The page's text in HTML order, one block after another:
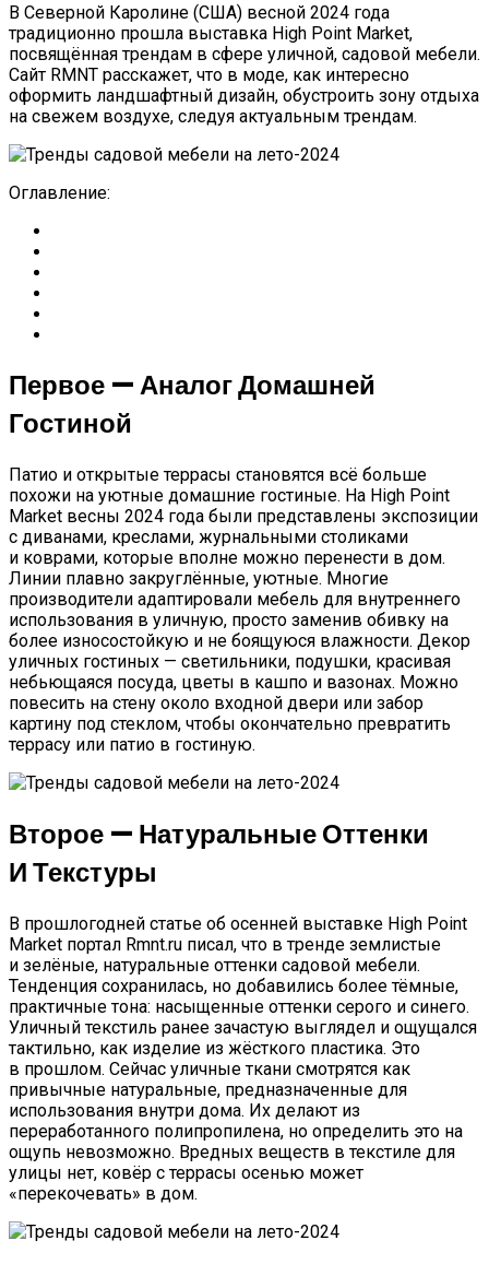
В Северной Каролине (США) весной 2024 года
традиционно прошла выставка High Point Market,
посвящённая трендам в сфере уличной, садовой мебели.
Сайт RMNT расскажет, что в моде, как интересно
оформить ландшафтный дизайн, обустроить зону отдыха
на свежем воздухе, следуя актуальным трендам.
Оглавление:
Первое — Аналог Домашней
Гостиной
Патио и открытые террасы становятся всё больше
похожи на уютные домашние гостиные. На High Point
Market весны 2024 года были представлены экспозиции
с диванами, креслами, журнальными столиками
и коврами, которые вполне можно перенести в дом.
Линии плавно закруглённые, уютные. Многие
производители адаптировали мебель для внутреннего
использования в уличную, просто заменив обивку на
более износостойкую и не боящуюся влажности. Декор
уличных гостиных — светильники, подушки, красивая
небьющаяся посуда, цветы в кашпо и вазонах. Можно
повесить на стену около входной двери или забор
картину под стеклом, чтобы окончательно превратить
террасу или патио в гостиную.
Второе — Натуральные Оттенки
И Текстуры
В прошлогодней статье об осенней выставке High Point
Market портал Rmnt.ru писал, что в тренде землистые
и зелёные, натуральные оттенки садовой мебели.
Тенденция сохранилась, но добавились более тёмные,
практичные тона: насыщенные оттенки серого и синего.
Уличный текстиль ранее зачастую выглядел и ощущался
тактильно, как изделие из жёсткого пластика. Это
в прошлом. Сейчас уличные ткани смотрятся как
привычные натуральные, предназначенные для
использования внутри дома. Их делают из
переработанного полипропилена, но определить это на
ощупь невозможно. Вредных веществ в текстиле для
улицы нет, ковёр с террасы осенью может
«перекочевать» в дом.